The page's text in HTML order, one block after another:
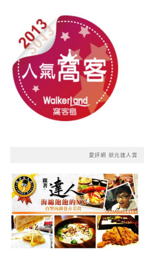
愛評網 狀元達人賞